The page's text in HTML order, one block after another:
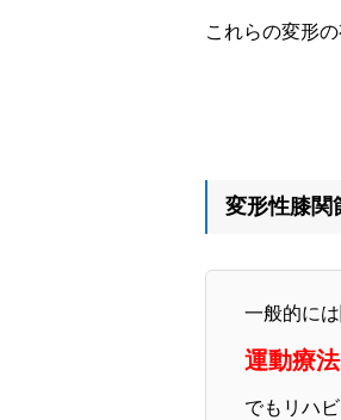
これらの変形
変形性膝関
一般的に
運動療
でもリハ